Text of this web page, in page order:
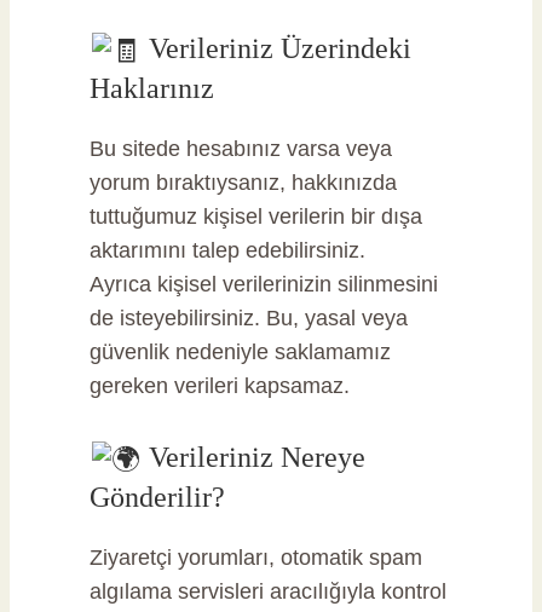
Verileriniz Üzerindeki
Haklarınız
Bu sitede hesabınız varsa veya
yorum bıraktıysanız, hakkınızda
tuttuğumuz kişisel verilerin bir dışa
aktarımını talep edebilirsiniz.
Ayrıca kişisel verilerinizin silinmesini
de isteyebilirsiniz. Bu, yasal veya
güvenlik nedeniyle saklamamız
gereken verileri kapsamaz.
Verileriniz Nereye
Gönderilir?
Ziyaretçi yorumları, otomatik spam
algılama servisleri aracılığıyla kontrol